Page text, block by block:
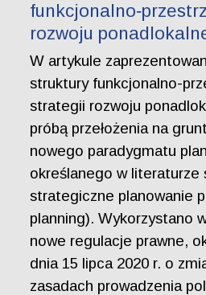
rozwoju
W artykule
struktury funkcjonalno-
strategii rozwoju
próbą przełożenia na
nowego paradygmatu
określanego w literaturze
strategiczne planowanie
planning). Wykorzystano
nowe regulacje prawne,
dnia 15 lipca 2020 r. o
zasadach prowadzenia